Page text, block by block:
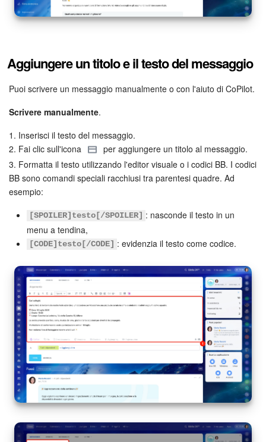
Contact Center
Analisi CRM
Bitrix24 Market
Siti e store
Online store
Dipendenti
Knowledge base
Firma elettronica
Firma elettronica per HR
Automazione
Flussi di lavoro
Marketing
Gestione inventario
Aggiungere un titolo e il testo del messaggio
Puoi scrivere un messaggio manualmente o con l'aiuto di CoPilot.
Scrivere manualmente.
1. Inserisci il testo del messaggio.
2. Fai clic sull'icona
per aggiungere un titolo al messaggio.
3. Formatta il testo utilizzando l'editor visuale o i codici BB. I codici
BB sono comandi speciali racchiusi tra parentesi quadre. Ad
esempio:
[SPOILER]testo[/SPOILER] : nasconde il testo in un
menu a tendina,
[CODE]testo[/CODE] : evidenzia il testo come codice.